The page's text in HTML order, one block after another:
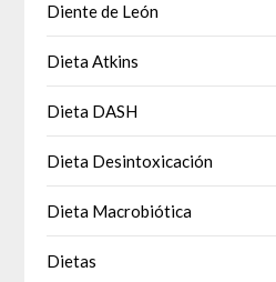
Diente de León
Dieta Atkins
Dieta DASH
Dieta Desintoxicación
Dieta Macrobiótica
Dietas